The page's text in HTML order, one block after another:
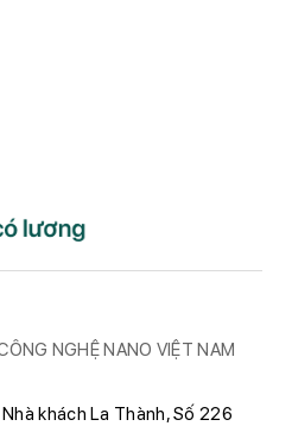
NGHỆ NANO VIỆT NAM
khách La Thành, Số 226